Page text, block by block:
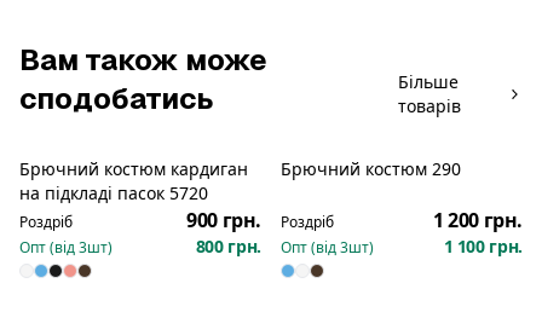
Вам також може
сподобатись
Більше
товарів
Брючний костюм кардиган
на підкладі пасок 5720
Роздріб 900 грн.
Опт (від3шт) 800 грн.
Брючний костюм 290
Роздріб 1 200 грн.
Опт (від3шт) 1 100 грн.